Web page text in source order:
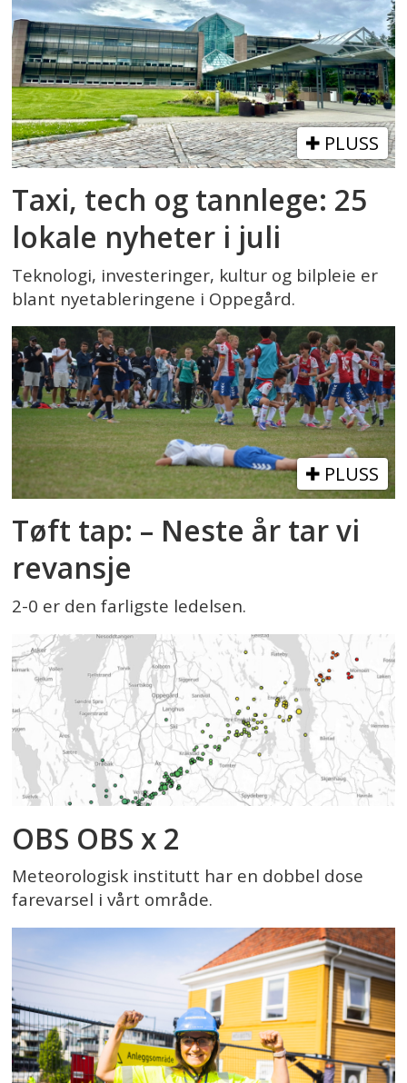
PLUSS
Taxi, tech og tannlege: 25
lokale nyheter i juli
Teknologi, investeringer, kultur og bilpleie er
blant nyetableringene i Oppegård.
PLUSS
Tøft tap: – Neste år tar vi
revansje
2-0 er den farligste ledelsen.
OBS OBS x 2
Meteorologisk institutt har en dobbel dose
farevarsel i vårt område.